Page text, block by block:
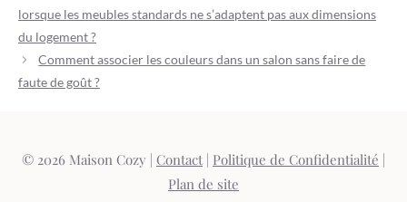
lorsque les meubles standards ne s’adaptent pas aux dimensions
du logement ?
Comment associer les couleurs dans un salon sans faire de
faute de goût ?
© 2026 Maison Cozy | Contact| Politique de Confidentialité |
Plan de site